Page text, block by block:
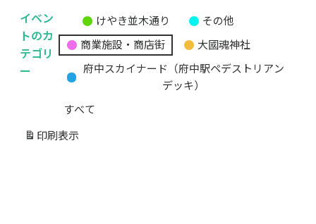
イベン
トのカ
テゴリ
ー
題
カ
ゴ
リ
けやき並木通り
その他
商業施設・商店街
大國魂神社
府中スカイナード（府中駅ペデストリアン
デッキ）
すべて
印刷 表示